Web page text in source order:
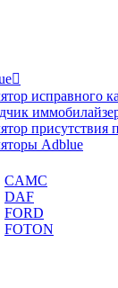

исправного
присутствия
Adblue
CAMC
DAF
FORD
FOTON